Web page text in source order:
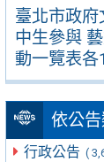
臺北市政
中生參與
動一覽表各
依公
行政公告 (